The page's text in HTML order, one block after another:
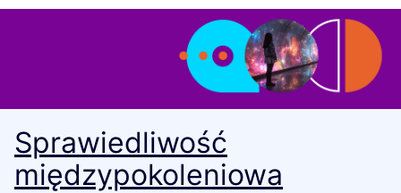
Sprawiedliwość
międzypokoleniowa